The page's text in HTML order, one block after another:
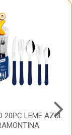
20PC LEME AZUL